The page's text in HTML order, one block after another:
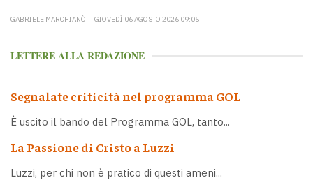
GABRIELE MARCHIANÒ GIOVEDÌ 06 AGOSTO 2026 09:05
LETTERE ALLA REDAZIONE
Segnalate criticità nel programma GOL
È uscito il bando del Programma GOL, tanto...
La Passione di Cristo a Luzzi
Luzzi, per chi non è pratico di questi ameni...